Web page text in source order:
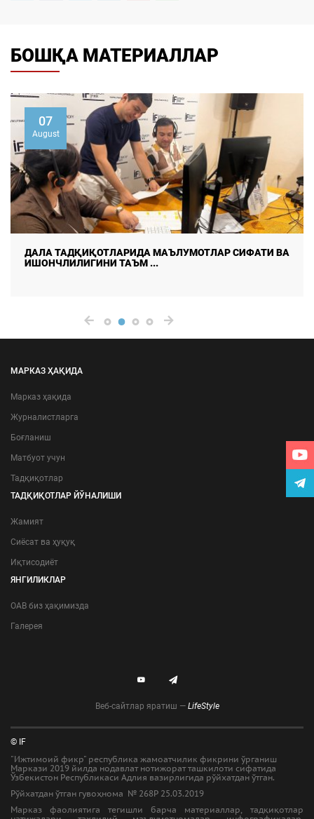
БОШҚА МАТЕРИАЛЛАР
07
August
ДАЛА ТАДҚИҚОТЛАРИДА МАЪЛУМОТЛАР СИФАТИ ВА
ИШОНЧЛИЛИГИНИ ТАЪМ ...
МАРКАЗ ҲАҚИДА
Марказ ҳақида
Журналистларга
Боғланиш
Матбуот учун
Тадқиқотлар
ТАДҚИҚОТЛАР ЙЎНАЛИШИ
Жамият
Сиёсат ва ҳуқуқ
Иқтисодиёт
ЯНГИЛИКЛАР
ОАВ биз ҳақимизда
Галерея
Веб-сайтлар яратиш — LifeStyle
© IF
"Ижтимоий фикр" республика жамоатчилик фикрини ўрганиш
Маркази 2019 йилда нодавлат нотижорат ташкилоти сифатида
Ўзбекистон Республикаси Адлия вазирлигида рўйхатдан ўтган.
Рўйхатдан ўтган гувоҳнома № 268Р 25.03.2019
Марказ фаолиятига тегишли барча материаллар, тадқиқотлар